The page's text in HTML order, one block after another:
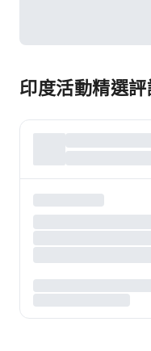
印度活動精選評